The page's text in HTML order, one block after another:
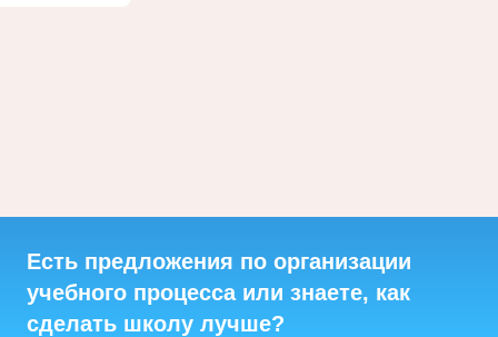
Есть предложения по организации
учебного процесса или знаете, как
сделать школу лучше?